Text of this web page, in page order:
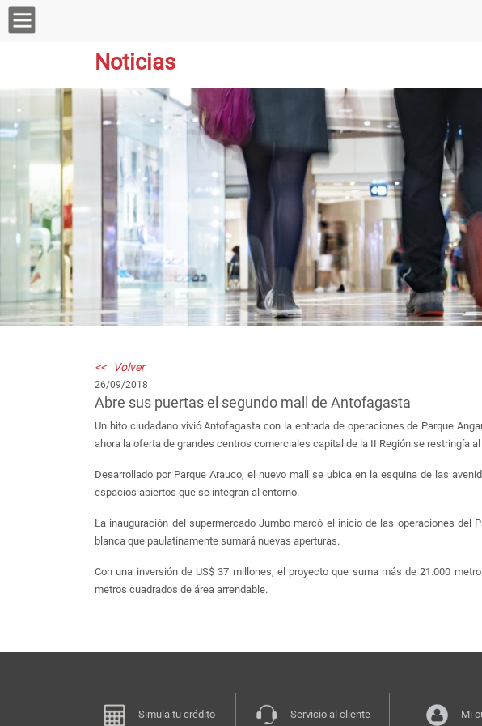
Noticias
<< Volver
26/09/2018
Abre sus puertas el segundo mall de Antofagasta
Un hito ciudadano vivió Antofagasta con la entrada de operaciones de Parque
ahora la oferta de grandes centros comerciales capital de la II Región se restringía
Desarrollado por Parque Arauco, el nuevo mall se ubica en la esquina de las
espacios abiertos que se integran al entorno.
La inauguración del supermercado Jumbo marcó el inicio de las operaciones
blanca que paulatinamente sumará nuevas aperturas.
Con una inversión de US$ 37 millones, el proyecto que suma más de 21.000
metros cuadrados de área arrendable.
Simula tu crédito Servicio al cliente Mi